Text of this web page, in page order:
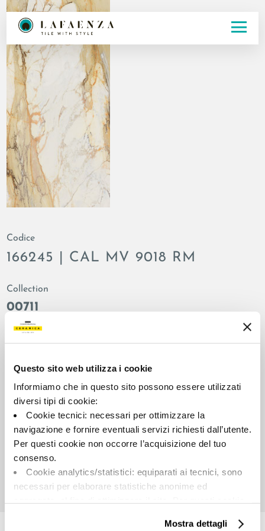
Questo sito web utilizza i cookie
Informiamo che in questo sito possono essere utilizzati
diversi tipi di cookie:
Cookie tecnici: necessari per ottimizzare la
navigazione e fornire eventuali servizi richiesti dall’utente.
Per questi cookie non occorre l’acquisizione del tuo
consenso.
Cookie analytics/statistici: equiparati ai tecnici, sono
necessari per elaborare statistiche anonime ed
Cookie di profilazione/marketing: sono utilizzati, solo
Mostra dettagli
Codice
166245 | CAL MV 9018 RM
Collection
00711
Colors:
White
Plain
Format:
90.0x180.0
natural
matt
Shade variations:
Unit of measure:
MQ